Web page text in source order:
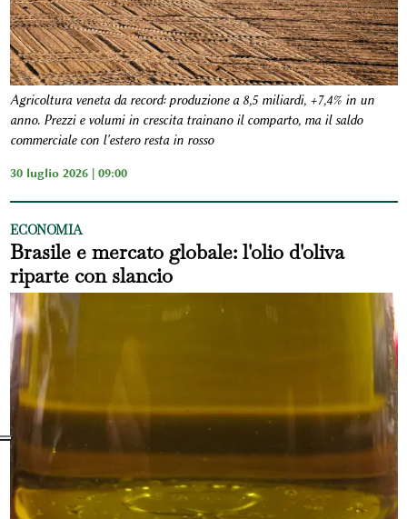
Agricoltura veneta da record: produzione a 8,5 miliardi, +7,4% in un
anno. Prezzi e volumi in crescita trainano il comparto, ma il saldo
commerciale con l'estero resta in rosso
30 luglio 2026 | 09:00
ECONOMIA
Brasile e mercato globale: l'olio d'oliva
riparte con slancio